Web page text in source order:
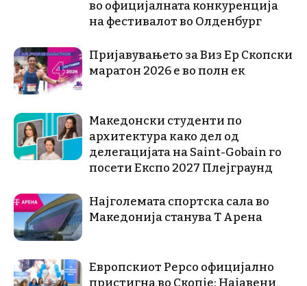
во официјалната конкуренција
на фестивалот во Олденбург
Пријавувањето за Виз Ер Скопски
маратон 2026 е во полн ек
Македонски студенти по
архитектура како дел од
делегацијата на Saint-Gobain го
посети Експо 2027 Плејграунд
Најголемата спортска сала во
Македонија станува Т Арена
Европскиот Pepco официјално